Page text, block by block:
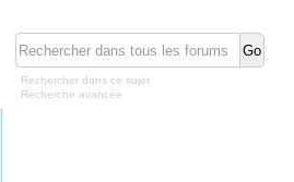
Rechercher dans ce sujet
Recherche avancée